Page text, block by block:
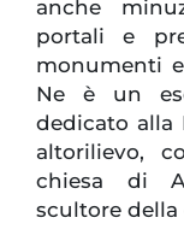
anche
portali e
monumenti
Ne è un
dedicato alla
altorilievo,
chiesa di
scultore della